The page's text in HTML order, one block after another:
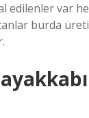
edilenler var
burda